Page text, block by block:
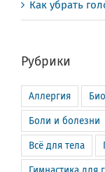
Как убрать
Рубрики
Аллергия
Боли и болезни
Всё для тела